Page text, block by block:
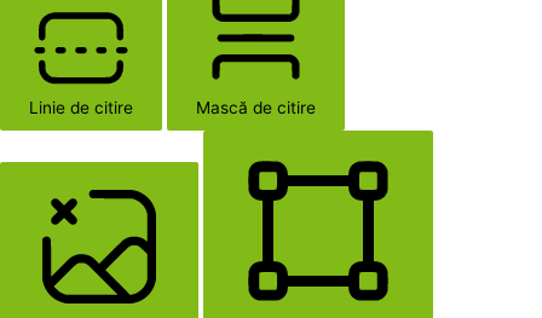
Linie de citire Mască de citire